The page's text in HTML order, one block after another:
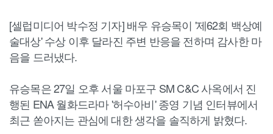
[셀럽미디어 박수정 기자] 배우 유승목이 '제62회 백상예
술대상' 수상 이후 달라진 주변 반응을 전하며 감사한 마
음을 드러냈다.
유승목은 27일 오후 서울 마포구 SM C&C 사옥에서 진
행된 ENA 월화드라마 '허수아비' 종영 기념 인터뷰에서
최근 쏟아지는 관심에 대한 생각을 솔직하게 밝혔다.